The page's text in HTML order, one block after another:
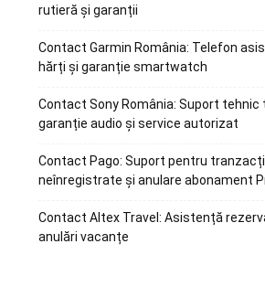
rutieră și garanții
Contact Garmin România: Telefon
hărți și garanție smartwatch
Contact Sony România: Suport tehnic
garanție audio și service autorizat
Contact Pago: Suport pentru
neînregistrate și anulare abonament
Contact Altex Travel: Asistență
anulări vacanțe